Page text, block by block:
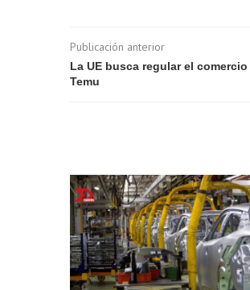
Publicación anterior
La UE busca regular el
Temu